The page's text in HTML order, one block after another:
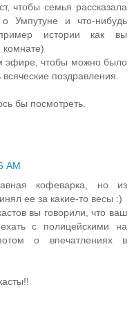
чтобы семья рассказала
Умпутуне и что-нибудь
истории как вы
комнате)
эфире, чтобы можно было
поздравления.
бы посмотреть.
AM
кофеварка, но из
ее за какие-то весы :)
вы говорили, что ваш
с полицейскими на
о впечатлениях в